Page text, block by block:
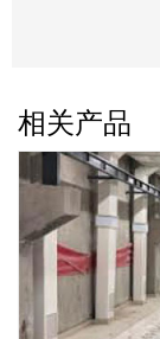
相关产品